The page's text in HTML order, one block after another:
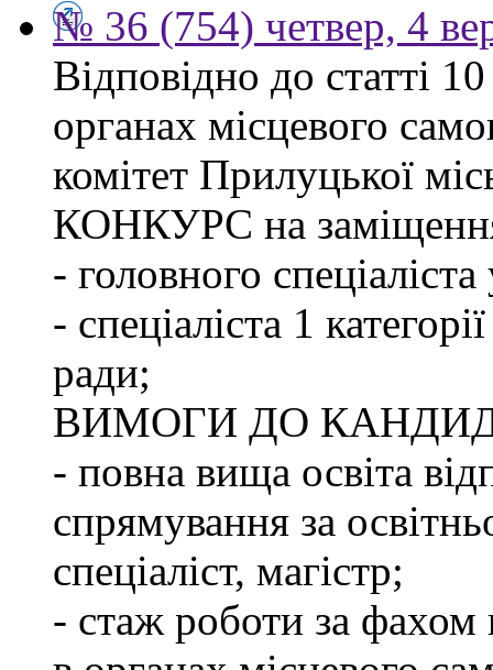
№ 36 (754) четвер, 4
Відповідно до статті
органах місцевого
комітет Прилуцької
КОНКУРС на
- головного
- спеціаліста 1
ради;
ВИМОГИ ДО
- повна вища освіта
спрямування за
спеціаліст, магістр;
- стаж роботи за фахом